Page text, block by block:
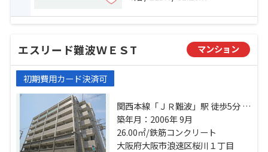
エスリード難波ＷＥＳT マンション
初期費用カード決済可
関西本線「ＪＲ難波」駅 徒歩5分 阪
神電鉄阪神なんば「桜川」駅 徒歩9
分 地下鉄千日前線「なんば」駅 徒
歩9分
築年月：2006年 9月
26.00㎡/鉄筋コンクリート
大阪府大阪市浪速区桜川１丁目